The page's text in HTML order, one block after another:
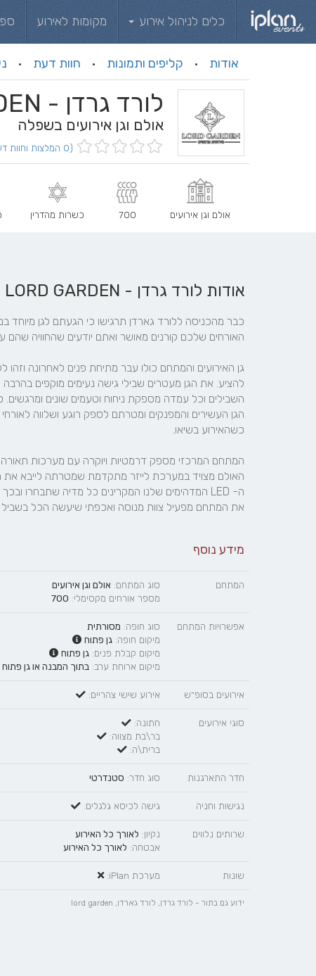
כלים לניהול אירוע מקומות לאירוע
אודות · קליפים ותמונות · חוות דעת ·
לורד גרדן - LORD GARDEN
אולם וגן אירועים בשפלה
(0 המלצות וחוות דעת)
אולם וגן אירועים 700 כשרות מהדרין
אודות לורד גרדן - LORD GARDEN
את המתחם מפעיל צוות מנוסה ואכפתי שיעשה הכל
מידע נוסף
המתחם סוג המתחם: אולם וגן אירועים
מספר אורחים מקסימלי: 700
אפשרויות המתחם סוג חופה: מסורתית
מיקום חופה:גן פתוח
מיקום קבלת פנים:גן פתוח
מיקום ארוחת ערב: בתוך המבנה אוגן פתוח
אירועים בסופ״ש אירוע שישי צהריים:
סוגי אירועים
חתונה:
בר\בת מצווה:
ברית\ה:
חדר התארגנות סוג חדר: סטנדרטי
נגישות וחניה גישה לכיסא גלגלים:
שרותים נלווים נקיון: לאורך כל האירוע
אבטחה: לאורך כל האירוע
שונות מערכת iPlan:
ידוע גם בתור - לורד גרדן, לורד גארדן, lord garden